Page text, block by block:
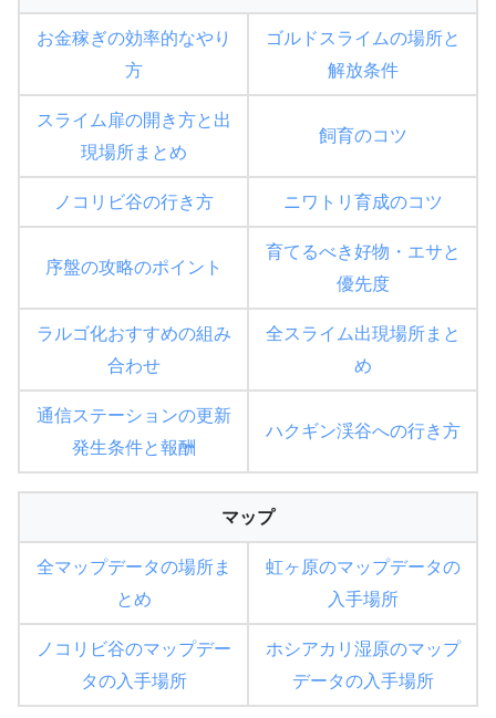
お金稼ぎの効率的なやり
方
ゴルドスライムの場所と
解放条件
スライム扉の開き方と出
現場所まとめ
飼育のコツ
ノコリビ谷の行き方 ニワトリ育成のコツ
序盤の攻略のポイント
育てるべき好物・エサと
優先度
ラルゴ化おすすめの組み
合わせ
全スライム出現場所まと
め
通信ステーションの更新
発生条件と報酬
ハクギン渓谷への行き方
マップ
全マップデータの場所ま
とめ
虹ヶ原のマップデータの
入手場所
ノコリビ谷のマップデー
タの入手場所
ホシアカリ湿原のマップ
データの入手場所